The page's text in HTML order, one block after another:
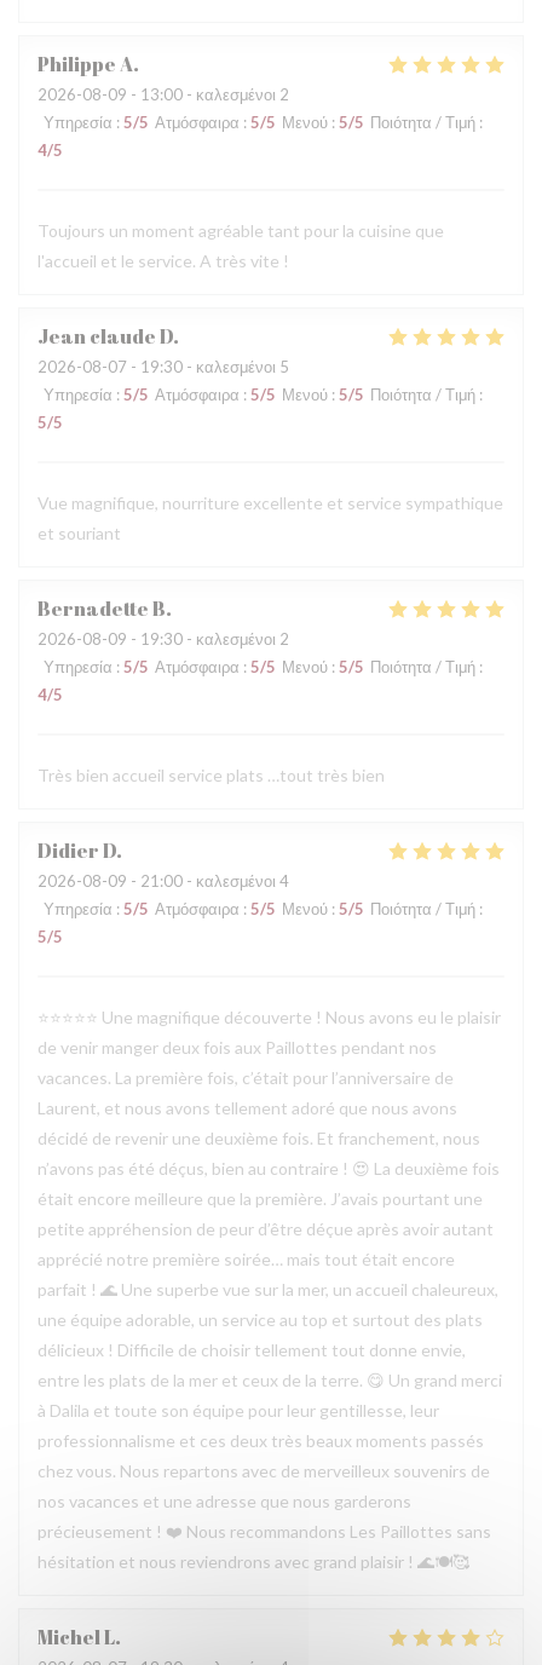
PhilippeA
2026-08-09 - 13:00 - καλεσμένοι 2
Υπηρεσία : 5/5 Ατμόσφαιρα : 5/5 Μενού : 5/5 Ποιότητα / Τιμή :
4/5
Toujours un moment agréable tant pour la cuisine que
l'accueil et le service. A très vite !
Jean claudeD
2026-08-07 - 19:30 - καλεσμένοι 5
Υπηρεσία : 5/5 Ατμόσφαιρα : 5/5 Μενού : 5/5 Ποιότητα / Τιμή :
5/5
Vue magnifique, nourriture excellente et service sympathique
et souriant
BernadetteB
2026-08-09 - 19:30 - καλεσμένοι 2
Υπηρεσία : 5/5 Ατμόσφαιρα : 5/5 Μενού : 5/5 Ποιότητα / Τιμή :
4/5
Très bien accueil service plats …tout très bien
DidierD
2026-08-09 - 21:00 - καλεσμένοι 4
Υπηρεσία : 5/5 Ατμόσφαιρα : 5/5 Μενού : 5/5 Ποιότητα / Τιμή :
5/5
⭐⭐⭐⭐⭐ Une magnifique découverte ! Nous avons eu le plaisir
de venir manger deux fois aux Paillottes pendant nos
vacances. La première fois, c’était pour l’anniversaire de
Laurent, et nous avons tellement adoré que nous avons
décidé de revenir une deuxième fois. Et franchement, nous
n’avons pas été déçus, bien au contraire ! 😍 La deuxième fois
était encore meilleure que la première. J’avais pourtant une
petite appréhension de peur d’être déçue après avoir autant
apprécié notre première soirée… mais tout était encore
parfait ! 🌊 Une superbe vue sur la mer, un accueil chaleureux,
une équipe adorable, un service au top et surtout des plats
délicieux ! Difficile de choisir tellement tout donne envie,
entre les plats de la mer et ceux de la terre. 😋 Un grand merci
à Dalila et toute son équipe pour leur gentillesse, leur
professionnalisme et ces deux très beaux moments passés
chez vous. Nous repartons avec de merveilleux souvenirs de
nos vacances et une adresse que nous garderons
précieusement ! ❤️ Nous recommandons Les Paillottes sans
hésitation et nous reviendrons avec grand plaisir ! 🌊🍽️🥰
MichelL